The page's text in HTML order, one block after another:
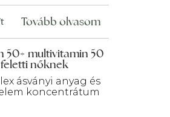
50+ multivitamin 50
feletti nőknek
ásványi anyag és
koncentrátum
Tovább olvasom